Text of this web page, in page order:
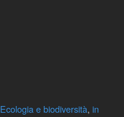
Ecologia e biodiversità, in